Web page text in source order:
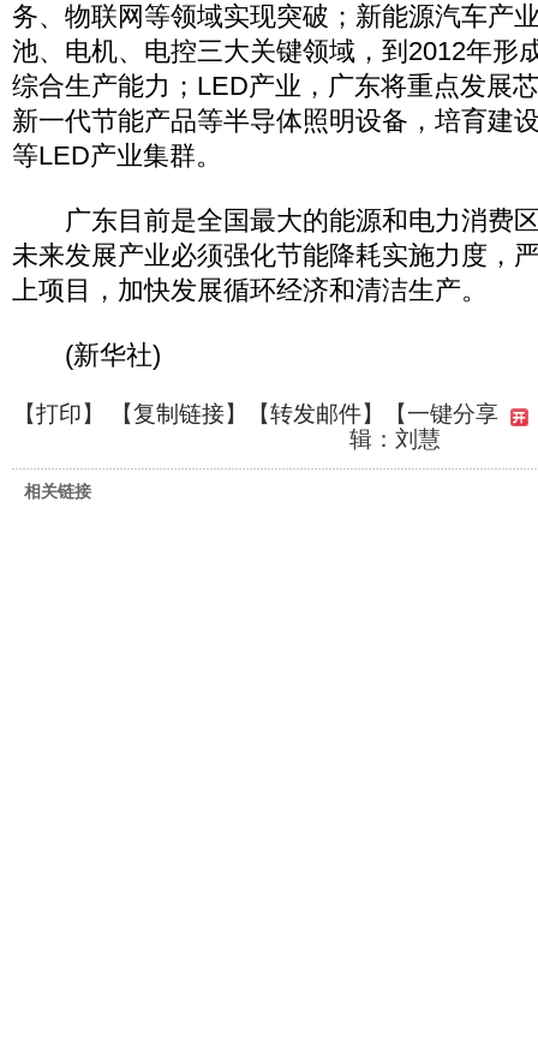
务、物联网等领域实现突破；新能源汽车产
池、电机、电控三大关键领域，到2012年形
综合生产能力；LED产业，广东将重点发展
新一代节能产品等半导体照明设备，培育建
等LED产业集群。
广东目前是全国最大的能源和电力消费
未来发展产业必须强化节能降耗实施力度，
上项目，加快发展循环经济和清洁生产。
(新华社)
【打印】 【复制链接】【转发邮件】
【一键分享
辑：刘慧
相关链接